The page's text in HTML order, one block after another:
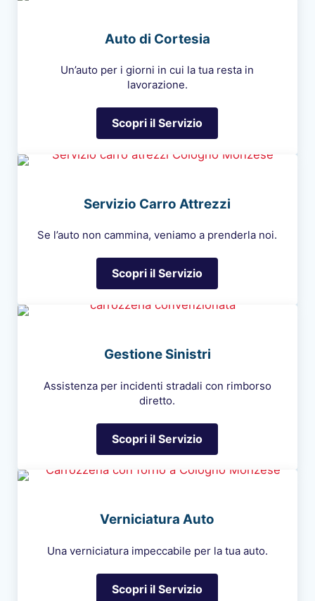
Auto di Cortesia
Un’auto per i giorni in cui la tua resta in
lavorazione.
Scopri il Servizio
Auto di Cortesia
Servizio Carro Attrezzi
Se l’auto non cammina, veniamo a prenderla noi.
Scopri il ServizioServizio Carro Attrezzi
Gestione Sinistri
Assistenza per incidenti stradali con rimborso
diretto.
Scopri il Servizio
Gestione Sinistri
Verniciatura Auto
Una verniciatura impeccabile per la tua auto.
Scopri il ServizioVerniciatura Auto